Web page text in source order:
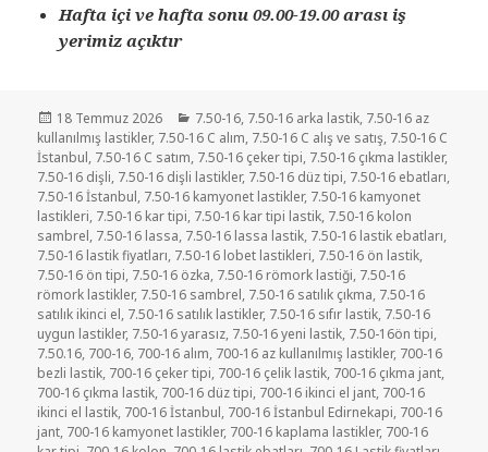
Hafta içi ve hafta sonu 09.00-19.00 arası iş
yerimiz açıktır
Yayın
tarihi
18 Temmuz 2026 Kategoriler
7.50-16, 7.50-16 arka lastik, 7.50-16 az
kullanılmış lastikler, 7.50-16 C alım, 7.50-16 C alış ve satış, 7.50-16 C
İstanbul, 7.50-16 C satım, 7.50-16 çeker tipi, 7.50-16 çıkma lastikler,
7.50-16 dişli, 7.50-16 dişli lastikler, 7.50-16 düz tipi, 7.50-16 ebatları,
7.50-16 İstanbul, 7.50-16 kamyonet lastikler, 7.50-16 kamyonet
lastikleri, 7.50-16 kar tipi, 7.50-16 kar tipi lastik, 7.50-16 kolon
sambrel, 7.50-16 lassa, 7.50-16 lassa lastik, 7.50-16 lastik ebatları,
7.50-16 lastik fiyatları, 7.50-16 lobet lastikleri, 7.50-16 ön lastik,
7.50-16 ön tipi, 7.50-16 özka, 7.50-16 römork lastiği, 7.50-16
römork lastikler, 7.50-16 sambrel, 7.50-16 satılık çıkma, 7.50-16
satılık ikinci el, 7.50-16 satılık lastikler, 7.50-16 sıfır lastik, 7.50-16
uygun lastikler, 7.50-16 yarasız, 7.50-16 yeni lastik, 7.50-16ön tipi,
7.50.16, 700-16, 700-16 alım, 700-16 az kullanılmış lastikler, 700-16
bezli lastik, 700-16 çeker tipi, 700-16 çelik lastik, 700-16 çıkma jant,
700-16 çıkma lastik, 700-16 düz tipi, 700-16 ikinci el jant, 700-16
ikinci el lastik, 700-16 İstanbul, 700-16 İstanbul Edirnekapi, 700-16
jant, 700-16 kamyonet lastikler, 700-16 kaplama lastikler, 700-16